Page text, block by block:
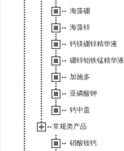
海藻硼
海藻锌
钙镁硼锌精华液
硼锌钼铁锰精华液
加施多
亚磷酸钾
钙中盖
常规类产品
硝酸铵钙